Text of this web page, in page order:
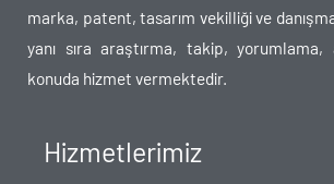
marka, patent, tasarım vekilliği ve
yanı sıra araştırma, takip,
konuda hizmet vermektedir.
Hizmetlerimiz